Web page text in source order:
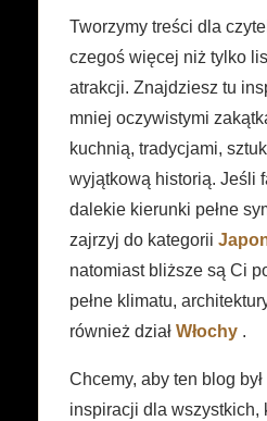
Tworzymy treści dla
czegoś więcej niż tylko
atrakcji. Znajdziesz tu
mniej oczywistymi
kuchnią, tradycjami,
wyjątkową historią. Jeśli
dalekie kierunki pełne
zajrzyj do kategorii
natomiast bliższe są Ci
pełne klimatu,
również dział Włochy .
Chcemy, aby ten blog
inspiracji dla wszystkich,